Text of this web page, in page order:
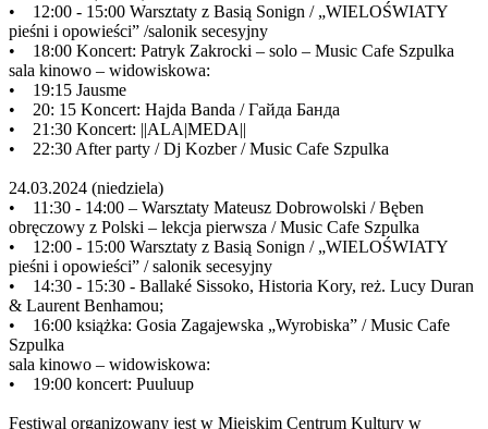
• 12:00 - 15:00 Warsztaty z Basią Sonign / „WIELOŚWIATY
pieśni i opowieści” /salonik secesyjny
• 18:00 Koncert: Patryk Zakrocki – solo – Music Cafe Szpulka
sala kinowo – widowiskowa:
• 19:15 Jausme
• 20: 15 Koncert: Hajda Banda / Гайда Банда
• 21:30 Koncert: ||ALA|MEDA||
• 22:30 After party / Dj Kozber / Music Cafe Szpulka
24.03.2024 (niedziela)
• 11:30 - 14:00 – Warsztaty Mateusz Dobrowolski / Bęben
obręczowy z Polski – lekcja pierwsza / Music Cafe Szpulka
• 12:00 - 15:00 Warsztaty z Basią Sonign / „WIELOŚWIATY
pieśni i opowieści” / salonik secesyjny
• 14:30 - 15:30 - Ballaké Sissoko, Historia Kory, reż. Lucy Duran
& Laurent Benhamou;
• 16:00 książka: Gosia Zagajewska „Wyrobiska” / Music Cafe
Szpulka
sala kinowo – widowiskowa:
• 19:00 koncert: Puuluup
Festiwal organizowany jest w Miejskim Centrum Kultury w